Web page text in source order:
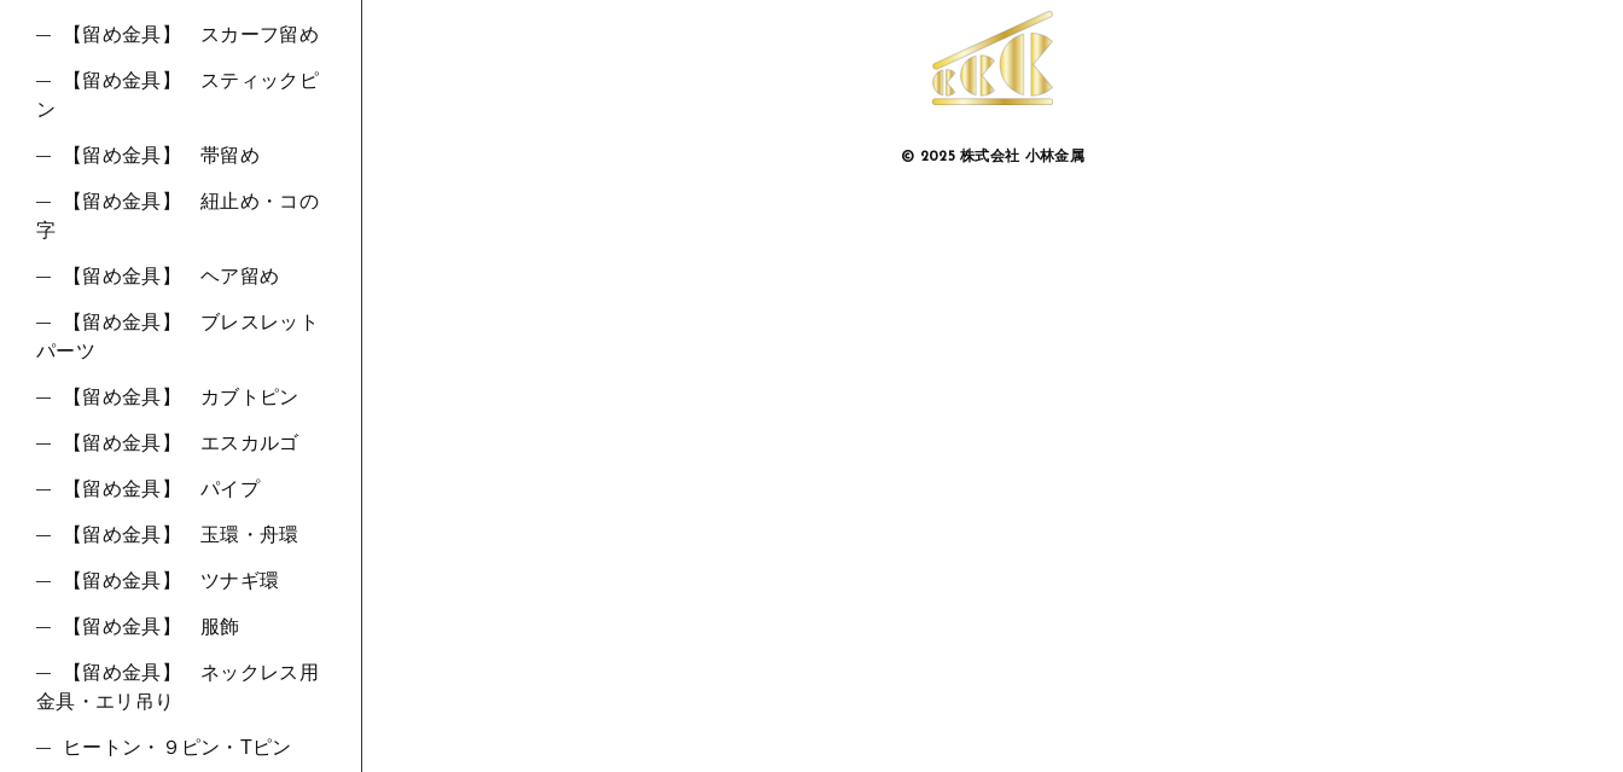
© 2025 株式会社 小林金属
【留め金具】 スカーフ留め
【留め金具】 スティックピ
ン
【留め金具】 帯留め
【留め金具】 紐止め・コの
字
【留め金具】 ヘア留め
【留め金具】 ブレスレット
パーツ
【留め金具】 カブトピン
【留め金具】 エスカルゴ
【留め金具】 パイプ
【留め金具】 玉環・舟環
【留め金具】 ツナギ環
【留め金具】 服飾
【留め金具】 ネックレス用
金具・エリ吊り
ヒートン・９ピン・Tピン